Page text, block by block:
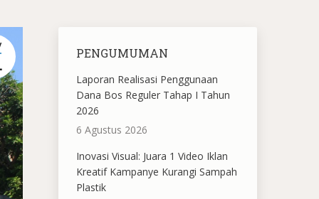
PENGUMUMAN
Laporan Realisasi Penggunaan
Dana Bos Reguler Tahap I Tahun
2026
6 Agustus 2026
Inovasi Visual: Juara 1 Video Iklan
Kreatif Kampanye Kurangi Sampah
Plastik